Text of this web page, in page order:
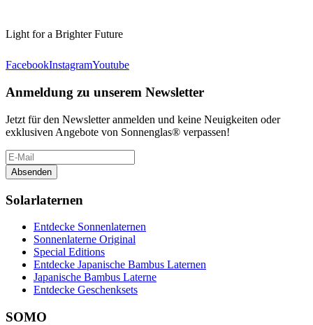
Light for a Brighter Future
FacebookInstagramYoutube
Anmeldung zu unserem Newsletter
Jetzt für den Newsletter anmelden und keine Neuigkeiten oder
exklusiven Angebote von Sonnenglas® verpassen!
Absenden
Solarlaternen
Entdecke Sonnenlaternen
Sonnenlaterne Original
Special Editions
Entdecke Japanische Bambus Laternen
Japanische Bambus Laterne
Entdecke Geschenksets
SOMO